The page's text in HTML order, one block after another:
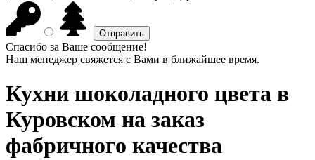
Спасибо за Ваше сообщение!
Наш менеджер свяжется с Вами в ближайшее время.
Кухни шоколадного цвета в
Куровском на заказ
фабричного качества